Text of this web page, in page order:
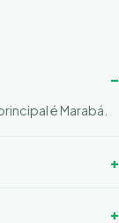
é Marabá.